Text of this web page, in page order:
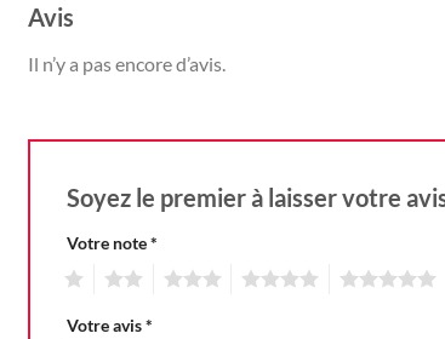
Avis
Il n’y a pas encore d’avis.
Soyez le premier à laisser votre
Votre note*
Votre avis*